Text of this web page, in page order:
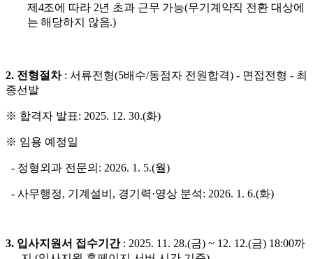
제4조에 따라 2년 초과 근무 가능(무기계약직 전환 대상에
는 해당하지 않음.)
2. 전형절차 : 서류전형(5배수/동점자 전원합격) - 면접전형 - 최
종선발
※ 합격자 발표: 2025. 12. 30.(화)
※ 임용 예정일
- 정형외과 전문의: 2026. 1. 5.(월)
- 사무행정, 기계설비, 경기력·영상 분석: 2026. 1. 6.(화)
3. 입사지원서 접수기간 : 2025. 11. 28.(금) ~ 12. 12.(금) 18:00까